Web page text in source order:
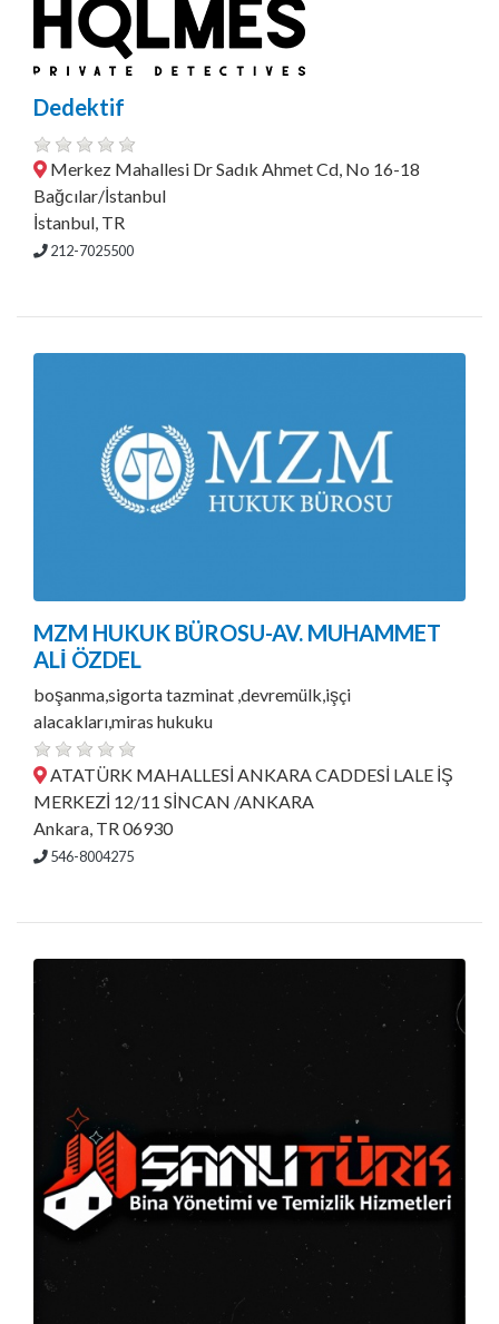
Dedektif
Merkez Mahallesi Dr Sadık Ahmet Cd, No 16-18
Bağcılar/İstanbul
İstanbul, TR
212-7025500
MZM HUKUK BÜROSU-AV. MUHAMMET
ALİ ÖZDEL
boşanma,sigorta tazminat ,devremülk,işçi
alacakları,miras hukuku
ATATÜRK MAHALLESİ ANKARA CADDESİ LALE İŞ
MERKEZİ 12/11 SİNCAN /ANKARA
Ankara, TR 06930
546-8004275